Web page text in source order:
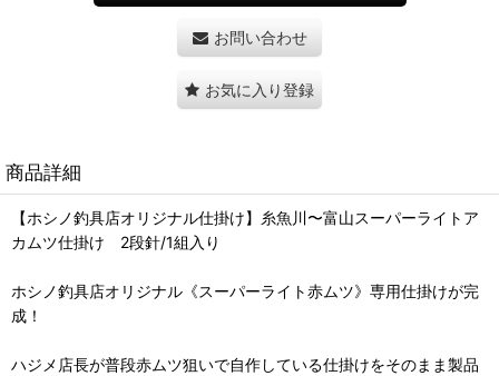
お問い合わせ
お気に入り登録
商品詳細
【ホシノ釣具店オリジナル仕掛け】糸魚川〜富山スーパーライトア
カムツ仕掛け 2段針/1組入り
ホシノ釣具店オリジナル《スーパーライト赤ムツ》専用仕掛けが完
成！
ハジメ店長が普段赤ムツ狙いで自作している仕掛けをそのまま製品